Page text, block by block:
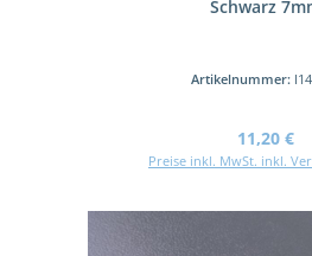
Schwarz
Artikelnummer:
Regulärer
11,20 €
Preise inkl. MwSt. inkl.